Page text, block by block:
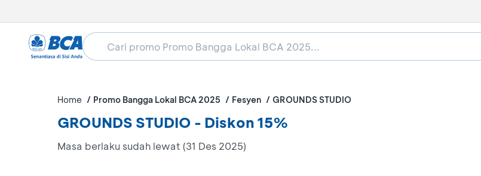
Home Promo Bangga Lokal BCA 2025 Fesyen GROUNDS STUDIO
GROUNDS STUDIO - Diskon 15%
Masa berlaku sudah lewat (31 Des 2025)